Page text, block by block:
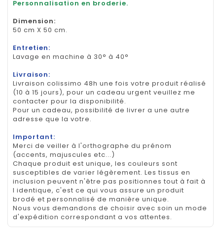
Personnalisation en broderie.
Dimension:
50 cm X 50 cm.
Entretien:
Lavage en machine à 30° à 40°
Livraison:
Livraison colissimo 48h une fois votre produit réalisé
(10 à 15 jours), pour un cadeau urgent veuillez me
contacter pour la disponibilité.
Pour un cadeau, possibilité de livrer a une autre
adresse que la votre.
Important:
Merci de veiller à l'orthographe du prénom
(accents, majuscules etc...)
Chaque produit est unique, les couleurs sont
susceptibles de varier légèrement. Les tissus en
inclusion peuvent n'être pas positionnes tout à fait à
l identique, c'est ce qui vous assure un produit
brodé et personnalisé de manière unique.
Nous vous demandons de choisir avec soin un mode
d'expédition correspondant a vos attentes.